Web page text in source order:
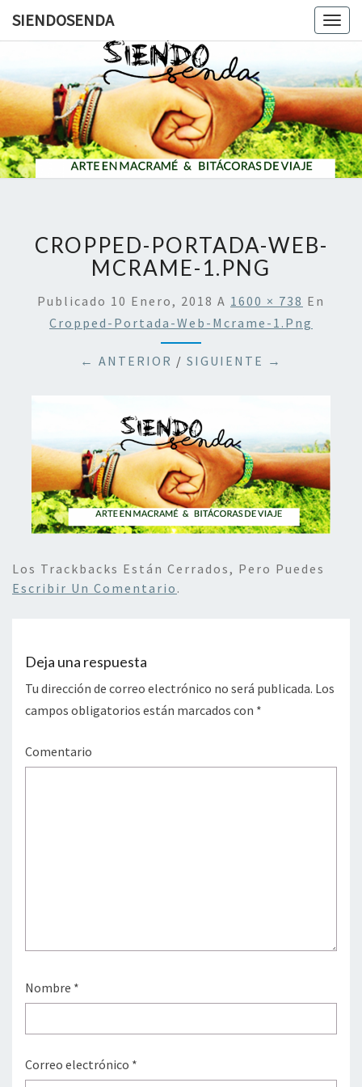
SIENDOSENDA
CROPPED-PORTADA-WEB-
MCRAME-1.PNG
Publicado 10 Enero, 2018 A 1600 × 738 En
Cropped-Portada-Web-Mcrame-1.png
← ANTERIOR / SIGUIENTE →
Los Trackbacks Están Cerrados, Pero Puedes
Escribir Un Comentario .
Deja una respuesta
Tu dirección de correo electrónico no será publicada. Los
campos obligatorios están marcados con *
Comentario
Nombre *
Correo electrónico *